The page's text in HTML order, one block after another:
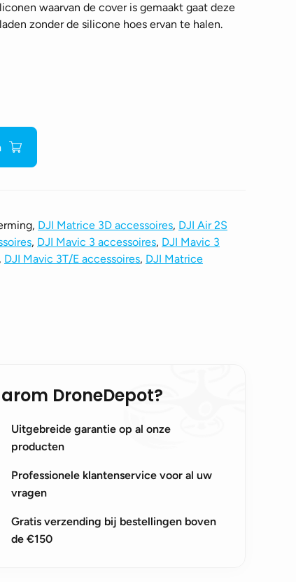
waarvan de cover is gemaakt gaat deze
zonder de silicone hoes ervan te halen.
DJI Matrice 3D accessoires, DJI Air 2S
, DJI Mavic 3 accessoires, DJI Mavic 3
, DJI Mavic 3T/E accessoires, DJI Matrice
DroneDepot?
Uitgebreide garantie op al onze
producten
Professionele klantenservice voor al uw
vragen
Gratis verzending bij bestellingen boven
de €150